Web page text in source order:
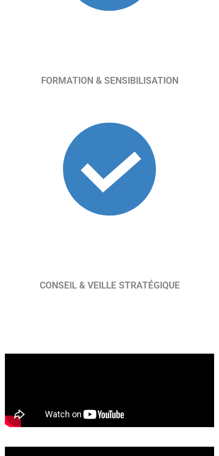
FORMATION & SENSIBILISATION
CONSEIL & VEILLE STRATÉGIQUE